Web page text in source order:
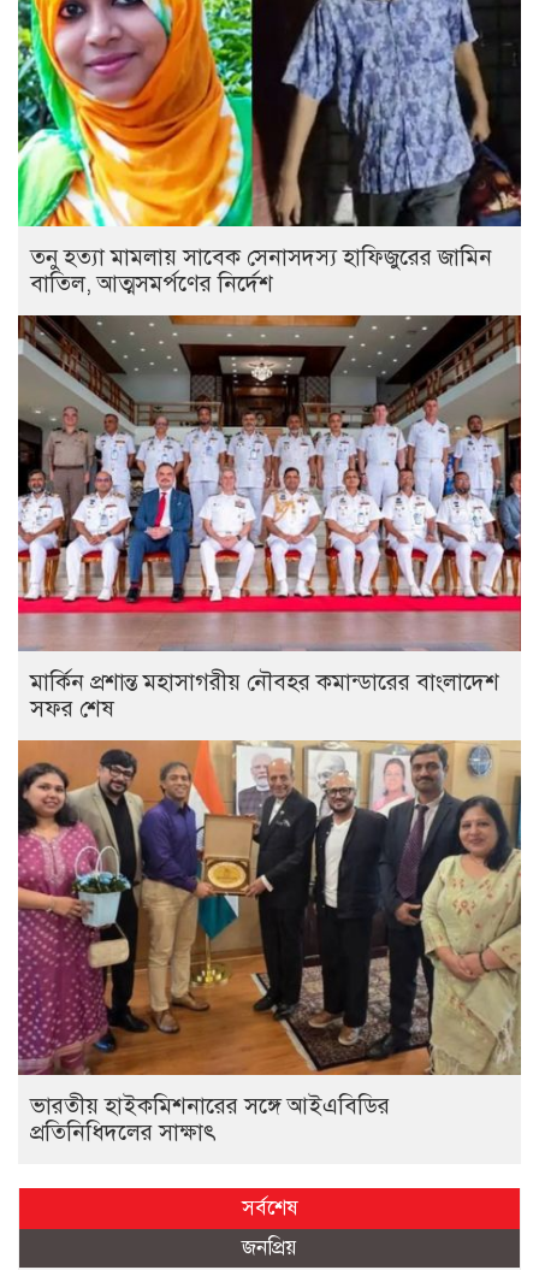
তনু হত্যা মামলায় সাবেক সেনাসদস্য হাফিজুরের জামিন
বাতিল, আত্মসমর্পণের নির্দেশ
মার্কিন প্রশান্ত মহাসাগরীয় নৌবহর কমান্ডারের বাংলাদেশ
সফর শেষ
ভারতীয় হাইক‌মিশনা‌রের স‌ঙ্গে আইএবিডির
প্রতি‌নি‌ধিদ‌লের সাক্ষাৎ
সর্বশেষ
জনপ্রিয়